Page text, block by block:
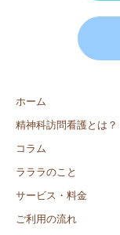
ホーム
精神科訪問看護とは？
コラム
ラララのこと
サービス・料金
ご利用の流れ